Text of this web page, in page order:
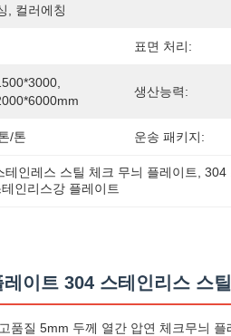
, 컬러에칭
표면 처리:
생산능력:
/톤 운송 패키지:
테인레스 스틸 체크 무늬 플레이트 , 304
인리스강 플레이트
이트 304 스테인리스 스
품질 5mm 두께 열간 압연 체크무늬